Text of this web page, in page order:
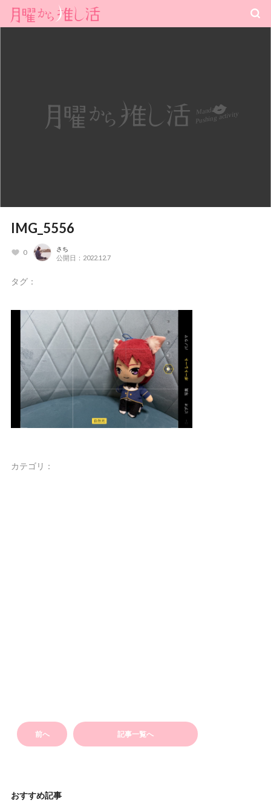
IMG_5556
0 さち
公開日：2022.12.7
タグ：
カテゴリ：
前へ 記事一覧へ
おすすめ記事